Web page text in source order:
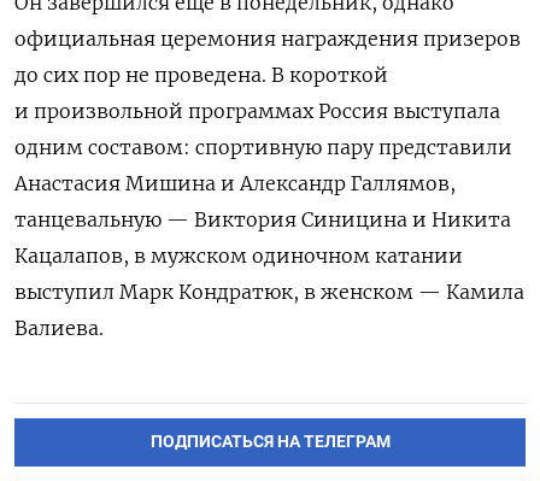
официальная церемония награждения призеров
до сих пор не проведена. В короткой
и произвольной программах Россия выступала
одним составом: спортивную пару представили
Анастасия Мишина и Александр Галлямов,
танцевальную — Виктория Синицина и Никита
Кацалапов, в мужском одиночном катании
выступил Марк Кондратюк, в женском — Камила
Валиева.
ПОДПИСАТЬСЯ НА ТЕЛЕГРАМ